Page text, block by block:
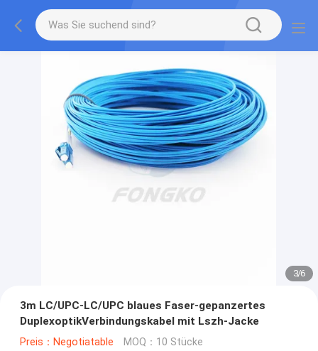
3/6
3m LC/UPC-LC/UPC blaues Faser-gepanzertes
DuplexoptikVerbindungskabel mit Lszh-Jacke
Preis：Negotiatable MOQ：10 Stücke